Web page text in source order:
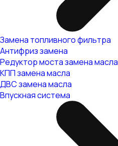
Замена топливного фильтра
Антифриз замена
Редуктор моста замена масла
КПП замена масла
ДВС замена масла
Впускная система